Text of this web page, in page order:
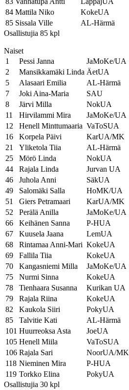
84 Mattila Niko KokeUA
85 Sissala Ville AL-Härmä
Osallistujia 85 kpl
Naiset
1
Pessi Janna JaMoKe/UA
2
Mansikkamäki Linda ÄetUA
5
Alasaari Emilia AL-Härmä
7
Joki Aina-Maria SAU
8
Järvi Milla NokUA
11
Hirvilammi Mira JaMoKe/UA
12
Henell Minttumaaria VaToSUA
16
Korpela Päivi KarUA/MK
21
Yliketola Tiia AL-Härmä
25
Mörö Linda NokUA
44
Rajala Linda Jurvan UA
46
Juhola Anni SäkUA
49
Salomäki Salla HoMK/UA
51
Giers Petramaari KarUA/MK
52
Perälä Anilla JaMoKe/UA
66
Keihänen Sanna P-HUA
67
Kuusela Jaana LemUA
68
Rintamaa Anni-Mari KokeUA
69
Fallila Tiia KokeUA
70
Kangasniemi Milla JaMoKe/UA
75
Nurmi Sinna KokeUA
78
Tienhaara Susanna Kurikan UA
79
Rajala Riina KokeUA
82
Kaukola Siiri PokyUA
85
Talvitie Kati AL-Härmä
101 Huurreoksa Asta JoeUA
105 Henell Miila VaToSUA
106 Rajala Sari NoorUA/MK
118 Nieminen Mira P-HUA
119 Torkko Elina PokyUA
Osallistujia 30 kpl